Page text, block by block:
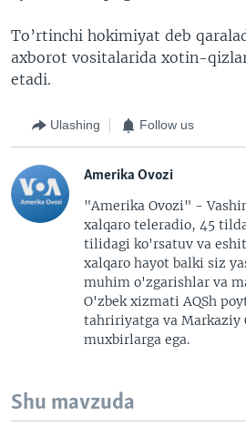
To’rtinchi hokimiyat deb
axborot vositalarida xotin-
etadi.
Ulashing Follow us
Amerika Ovozi
"Amerika Ovozi" -
xalqaro teleradio, 45
tilidagi ko'rsatuv va
xalqaro hayot balki siz
muhim o'zgarishlar va
O'zbek xizmati AQSh
tahririyatga va Markaziy
muxbirlarga ega.
Shu mavzuda